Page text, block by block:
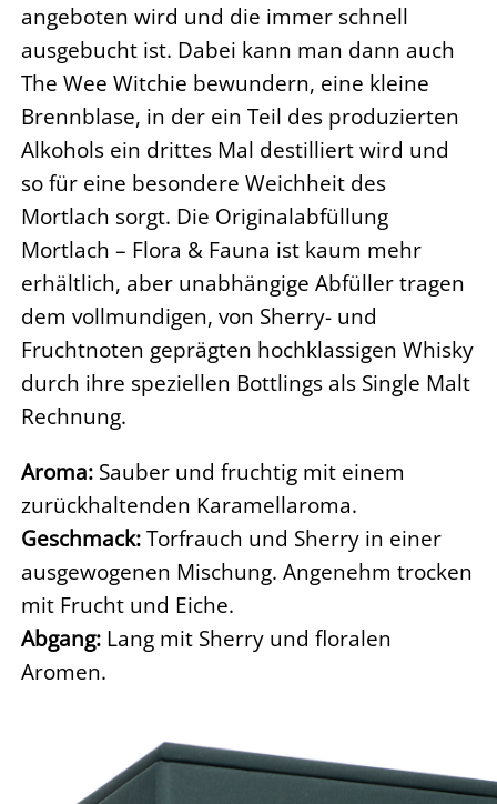
angeboten wird und die immer schnell
ausgebucht ist. Dabei kann man dann auch
The Wee Witchie bewundern, eine kleine
Brennblase, in der ein Teil des produzierten
Alkohols ein drittes Mal destilliert wird und
so für eine besondere Weichheit des
Mortlach sorgt. Die Originalabfüllung
Mortlach – Flora & Fauna ist kaum mehr
erhältlich, aber unabhängige Abfüller tragen
dem vollmundigen, von Sherry- und
Fruchtnoten geprägten hochklassigen Whisky
durch ihre speziellen Bottlings als Single Malt
Rechnung.
Aroma: Sauber und fruchtig mit einem
zurückhaltenden Karamellaroma.
Geschmack:Torfrauch und Sherry in einer
ausgewogenen Mischung. Angenehm trocken
mit Frucht und Eiche.
Abgang: Lang mit Sherry und floralen
Aromen.